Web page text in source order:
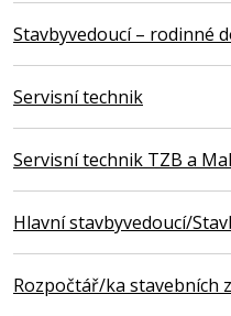
Stavbyvedoucí – rodinné
Servisní technik
Servisní technik TZB a
Hlavní stavbyvedoucí/
Rozpočtář/ka stavebních